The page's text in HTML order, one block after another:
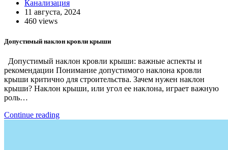
Канализация
11 августа, 2024
460 views
Допустимый наклон кровли крыши
Допустимый наклон кровли крыши: важные аспекты и
рекомендации Понимание допустимого наклона кровли
крыши критично для строительства. Зачем нужен наклон
крыши? Наклон крыши, или угол ее наклона, играет важную
роль…
Continue reading